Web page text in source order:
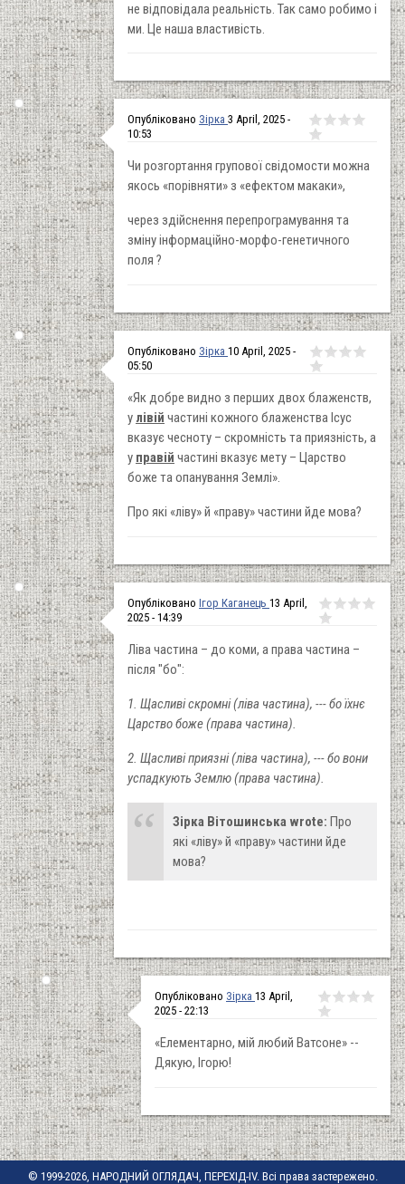
не відповідала реальність. Так само робимо і
ми. Це наша властивість.
Опубліковано Зірка 3 April, 2025 -
10:53
Чи розгортання групової свідомости можна
якось «порівняти» з «ефектом макаки»,
через здійснення перепрограмування та
зміну інформаційно-морфо-генетичного
поля ?
Опубліковано Зірка 10 April, 2025 -
05:50
«Як добре видно з перших двох блаженств,
у лівій частині кожного блаженства Ісус
вказує чесноту – скромність та приязність, а
у правій частині вказує мету – Царство
боже та опанування Землі».
Про які «ліву» й «праву» частини йде мова?
Опубліковано Ігор Каганець 13 April,
2025 - 14:39
Ліва частина – до коми, а права частина –
після "бо":
1. Щасливі скромні (ліва частина), --- бо їхнє
Царство боже (права частина).
2. Щасливі приязні (ліва частина), --- бо вони
успадкують Землю (права частина).
Зірка Вітошинська wrote: Про
які «ліву» й «праву» частини йде
мова?
Опубліковано Зірка 13 April,
2025 - 22:13
«Елементарно, мій любий Ватсоне» --
Дякую, Ігорю!
© 1999-2026, НАРОДНИЙ ОГЛЯДАЧ, ПЕРЕХІД-IV. Всі права застережено.